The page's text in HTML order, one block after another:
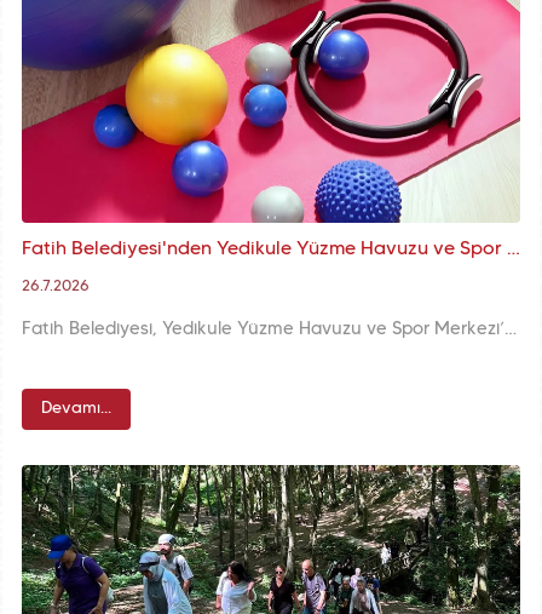
Fatih Belediyesi'nden Yedikule Yüzme Havuzu ve Spor Merkezi'nde Anne-Çocuk Pilates Etkinlikleri
26.7.2026
Fatih Belediyesi, Yedikule Yüzme Havuzu ve Spor Merkezi’nde düzenlediği anne-çocuk pilates etkinlikleriyle ailelere sağlıklı ve keyifli bir spor ortamı sunuyor.
Devamı...